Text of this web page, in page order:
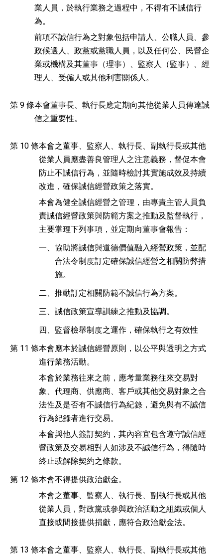
業人員，於執行業務之過程中，不得有不誠信行
為。
前項不誠信行為之對象包括申請人、公職人員、參
政候選人、政黨或黨職人員，以及任何公、民營企
業或機構及其董事（理事）、監察人（監事）、經
理人、受僱人或其他利害關係人。
第 9 條本會董事長、執行長應定期向其他從業人員傳達誠
信之重要性。
第 10 條本會之董事、監察人、執行長、副執行長或其他
從業人員應盡善良管理人之注意義務，督促本會
防止不誠信行為，並隨時檢討其實施成效及持續
改進，確保誠信經營政策之落實。
本會為健全誠信經營之管理，由專責主管人員負
責誠信經營政策與防範方案之推動及監督執行，
主要掌理下列事項，並定期向董事會報告：
一、 協助將誠信與道德價值融入經營政策，並配
合法令制度訂定確保誠信經營之相關防弊措
施。
二、 推動訂定相關防範不誠信行為方案。
三、 誠信政策宣導訓練之推動及協調。
四、 監督檢舉制度之運作，確保執行之有效性
第 11 條本會應本於誠信經營原則，以公平與透明之方式
進行業務活動。
本會於業務往來之前，應考量業務往來交易對
象、代理商、供應商、客戶或其他交易對象之合
法性及是否有不誠信行為紀錄，避免與有不誠信
行為紀錄者進行交易。
本會與他人簽訂契約，其內容宜包含遵守誠信經
營政策及交易相對人如涉及不誠信行為，得隨時
終止或解除契約之條款。
第 12 條本會不得提供政治獻金。
本會之董事、監察人、執行長、副執行長或其他
從業人員，對政黨或參與政治活動之組織或個人
直接或間接提供捐獻，應符合政治獻金法。
第 13 條本會之董事、監察人、執行長、副執行長或其他